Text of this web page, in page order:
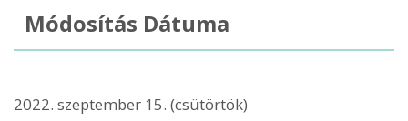
Módosítás Dátuma
2022. szeptember 15. (csütörtök)